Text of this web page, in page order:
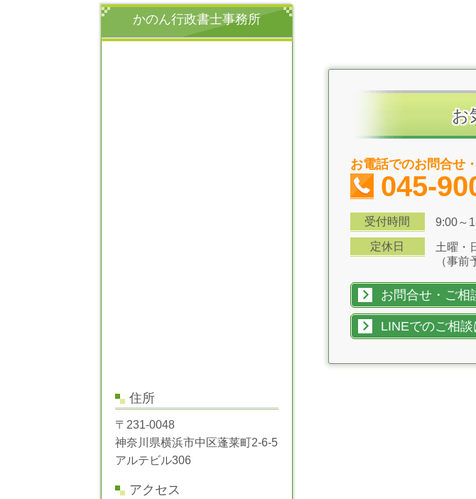
お
お電話でのお問合せ
045-
受付時間 9:00～
定休日
土曜・
（事前
お問合せ・ご相
LINEでのご相
かのん行政書士事務所
住所
〒231-0048
神奈川県横浜市中区蓬莱町2-6-5
アルテビル306
アクセス